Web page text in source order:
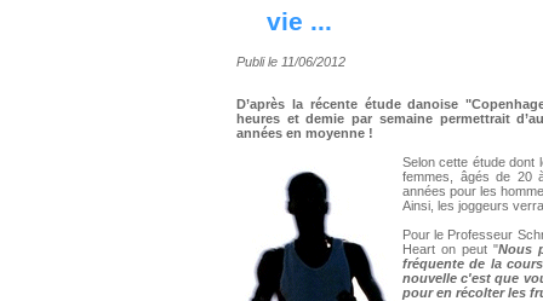
vie ...
Publi le 11/06/2012
D’après la récente étude danoise
heures et demie par semaine permettrait
années en moyenne !
Selon cette étude dont
femmes, âgés de 20
années pour les
Ainsi, les joggeurs
Pour le Professeur
Heart on peut "Nous
fréquente de la
nouvelle c'est que
pour en récolter les